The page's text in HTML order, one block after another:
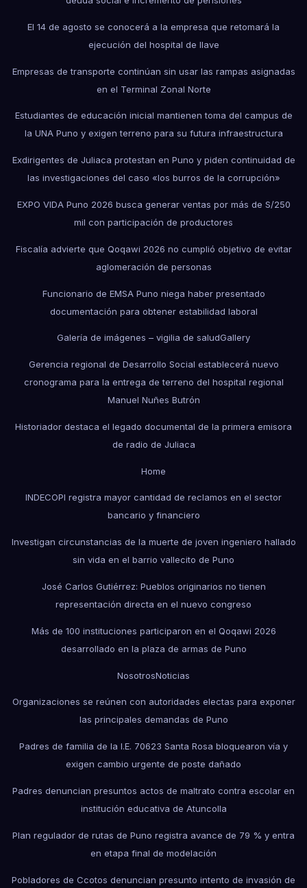
El 14 de agosto se conocerá a la empresa que retomará la
ejecución del hospital de Ilave
Empresas de transporte continúan sin usar las rampas asignadas
en el Terminal Zonal Norte
Estudiantes de educación inicial mantienen toma del campus de
la UNA Puno y exigen terreno para su futura infraestructura
Exdirigentes de Juliaca protestan en Puno y piden continuidad de
las investigaciones del caso «los burros de la corrupción»
EXPO VIDA Puno 2026 busca generar ventas por más de S/250
mil con participación de productores
Fiscalía advierte que Qoqawi 2026 no cumplió objetivo de evitar
aglomeración de personas
Funcionario de EMSA Puno niega haber presentado
documentación para obtener estabilidad laboral
Galería de imágenes – vigilia de saludGallery
Gerencia regional de Desarrollo Social establecerá nuevo
cronograma para la entrega de terreno del hospital regional
Manuel Nuñes Butrón
Historiador destaca el legado documental de la primera emisora
de radio de Juliaca
Home
INDECOPI registra mayor cantidad de reclamos en el sector
bancario y financiero
Investigan circunstancias de la muerte de joven ingeniero hallado
sin vida en el barrio vallecito de Puno
José Carlos Gutiérrez: Pueblos originarios no tienen
representación directa en el nuevo congreso
Más de 100 instituciones participaron en el Qoqawi 2026
desarrollado en la plaza de armas de Puno
NosotrosNoticias
Organizaciones se reúnen con autoridades electas para exponer
las principales demandas de Puno
Padres de familia de la I.E. 70623 Santa Rosa bloquearon vía y
exigen cambio urgente de poste dañado
Padres denuncian presuntos actos de maltrato contra escolar en
institución educativa de Atuncolla
Plan regulador de rutas de Puno registra avance de 79 % y entra
en etapa final de modelación
Pobladores de Ccotos denuncian presunto intento de invasión de